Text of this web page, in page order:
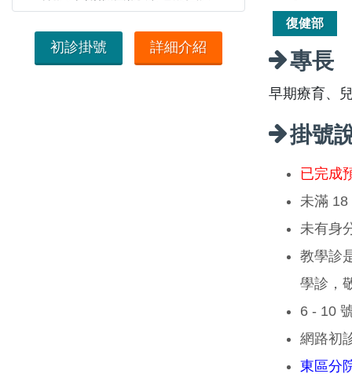
初診掛號 詳細介紹
復健部
專長
早期療育、
掛號
已完成
未滿 18
未有身
教學診
學診，
6 - 10
網路初
東區分